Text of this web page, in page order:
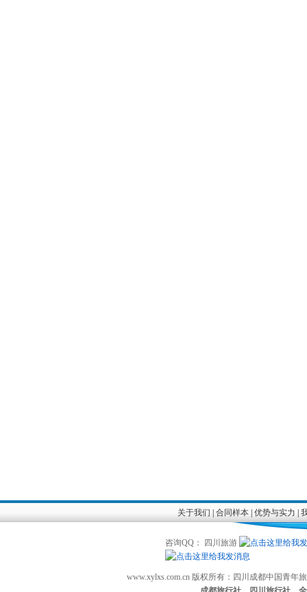
关于我们 合同样本| 优势与实力
咨询QQ： 四川旅游
www.xylxs.com.cn 版权所有：四川成都中国青